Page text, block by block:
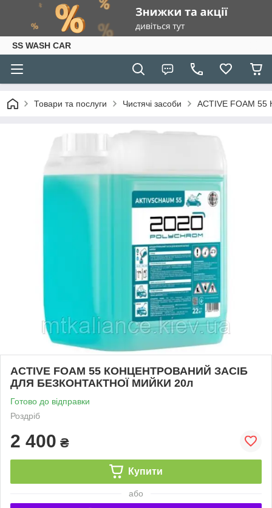
SS WASH CAR
Товари та послуги Чистячі засоби ACTIVE FOAM
ACTIVE FOAM 55 КОНЦЕНТРОВАНИЙ ЗАСІБ
ДЛЯ БЕЗКОНТАКТНОЇ МИЙКИ 20л
Готово до відправки
Роздріб
2 400 ₴
Купити
або